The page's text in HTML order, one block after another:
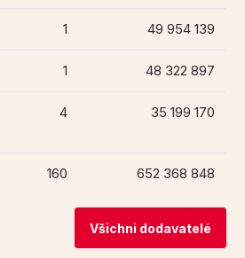
1 49 954 139
1 48 322 897
4 35 199 170
160 652 368 848
Všichni dodavatelé